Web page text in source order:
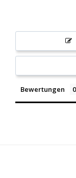
Bewertungen